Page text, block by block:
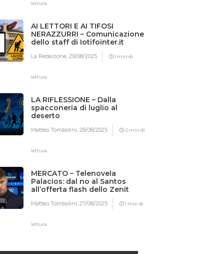
lettura
AI LETTORI E AI TIFOSI
NERAZZURRI – Comunicazione
dello staff di Iotifointer.it
La Redazione,29/08/2025 1 min di
lettura
LA RIFLESSIONE – Dalla
spacconeria di luglio al
deserto
Matteo Tombolini,28/08/2025 2 min di
lettura
MERCATO – Telenovela
Palacios: dal no al Santos
all’offerta flash dello Zenit
Matteo Tombolini,27/08/2025 1 min di
lettura